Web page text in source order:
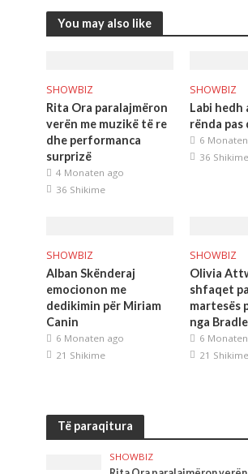
You may also like
SHOWBIZ
Rita Ora paralajmëron
verën me muzikë të re
dhe performanca
surprizë
4 Monaten ago
36 Shikime
SHOWBIZ
Labi hedh
rënda pas
6
36 Shikime
SHOWBIZ
Alban Skënderaj
emocionon me
dedikimin për Miriam
Canin
6 Monaten ago
21 Shikime
SHOWBIZ
Olivia
shfaqet
martesës
nga
6
21 Shikime
Të paraqitura
SHOWBIZ